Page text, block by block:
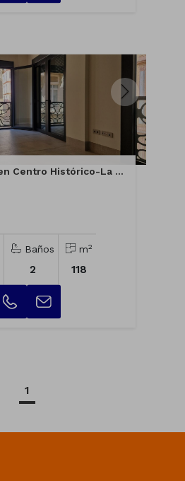
Apartamento en Centro Histórico-La Merce...
Baños
2
m2
118
1